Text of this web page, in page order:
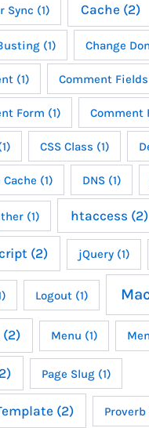
Sync (1) Cache (2)
(1) Change
(1) Comment Fields
Form (1) Comment
CSS Class (1)
(1) DNS(1)
(1) htaccess (2)
(2) jQuery(1)
Logout(1)
(2) Menu (1)
Page Slug(1)
(2) Proverb